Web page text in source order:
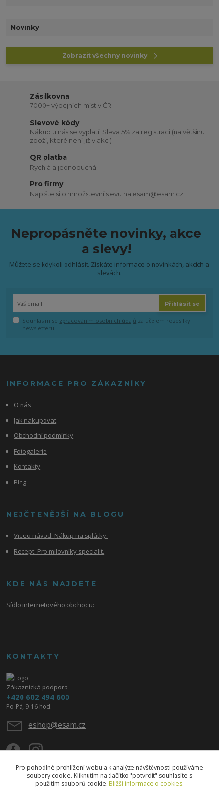
Novinky
Zobrazit všechny novinky
Zásilkovna
7000+ výdejních míst v ČR
Slevové kódy
Nákup u nás se vyplatí! Sleva 5% za registraci (na většinu
zboží, které není již v akci)
QR platba
Rychlá a jednoduchá
Pro firmy
Napište si o množstevní slevu na esam@esam.cz
Nepropásněte novinky, akce
a slevy!
Můžete se kdykoli odhlásit. Získáte informace o novinkách, akcích a
slevách.
Přihlásit se
Souhlasím se zpracováním osobních údajů za účelem rozesílky
newsletteru.
INFORMACE PRO ZÁKAZNÍKY
O nás
Jak nakupovat
Obchodní podmínky
Fotogalerie
Kontakty
Blog
NEJČTENĚJŠÍ NA BLOGU
Video návod: Nákup na splátky.
Recept: Pro milovníky specialit.
KDE NÁS NAJDETE
Sídlo internetového obchodu:
KONTAKTY
Zákaznická podpora
+420 602 494 600
Po-Pá, 9-16 hod.
eshop@esam.cz
Pro pohodlné prohlížení webu a k analýze návštěvnosti používáme
soubory cookie. Kliknutím na tlačítko "potvrdit" souhlasíte s
použitím souborů cookie. Bližší informace o cookies.